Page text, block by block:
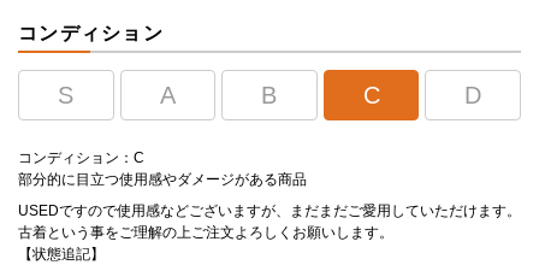
コンディション
S A B C D
コンディション：C
部分的に目立つ使用感やダメージがある商品
USEDですので使用感などございますが、まだまだご愛用していただけます。
古着という事をご理解の上ご注文よろしくお願いします。
【状態追記】